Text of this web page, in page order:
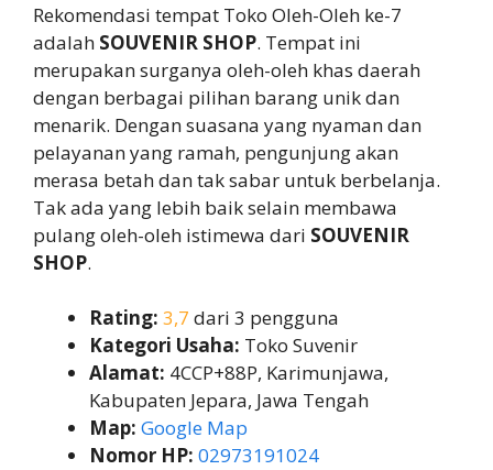
Rekomendasi tempat Toko Oleh-Oleh ke-7
adalah SOUVENIR SHOP. Tempat ini
merupakan surganya oleh-oleh khas daerah
dengan berbagai pilihan barang unik dan
menarik. Dengan suasana yang nyaman dan
pelayanan yang ramah, pengunjung akan
merasa betah dan tak sabar untuk berbelanja.
Tak ada yang lebih baik selain membawa
pulang oleh-oleh istimewa dari SOUVENIR
SHOP.
Rating: 3,7 dari 3 pengguna
Kategori Usaha: Toko Suvenir
Alamat: 4CCP+88P, Karimunjawa,
Kabupaten Jepara, Jawa Tengah
Map: Google Map
Nomor HP: 02973191024